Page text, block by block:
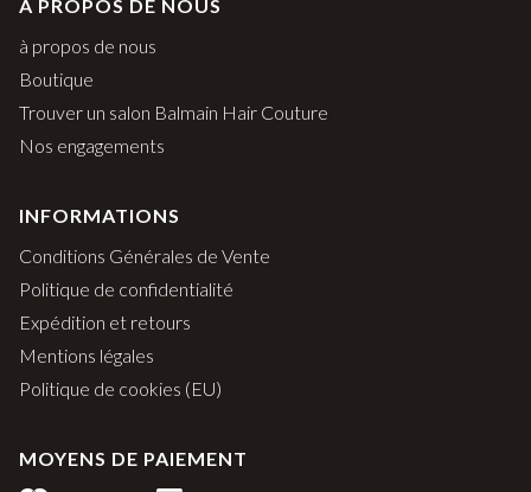
À PROPOS DE NOUS
à propos de nous
Boutique
Trouver un salon Balmain Hair Couture
Nos engagements
INFORMATIONS
Conditions Générales de Vente
Politique de confidentialité
Expédition et retours
Mentions légales
Politique de cookies (EU)
MOYENS DE PAIEMENT